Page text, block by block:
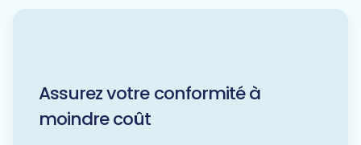
Assurez votre conformité à
moindre coût